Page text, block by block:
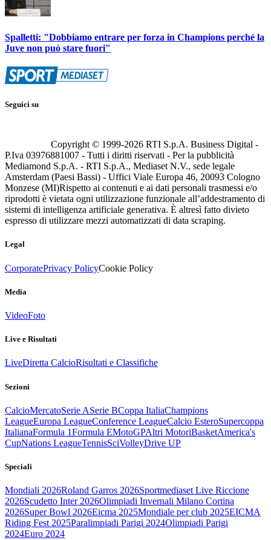
Spalletti: "Dobbiamo entrare per forza in Champions perché la
Juve non può stare fuori"
Seguici su
Copyright © 1999-2026 RTI S.p.A. Business Digital -
P.Iva 03976881007 - Tutti i diritti riservati - Per la pubblicità
Mediamond S.p.A. - RTI S.p.A., Mediaset N.V., sede legale
Amsterdam (Paesi Bassi) - Uffici Viale Europa 46, 20093 Cologno
Monzese (MI)Rispetto ai contenuti e ai dati personali trasmessi e/o
riprodotti è vietata ogni utilizzazione funzionale all’addestramento di
sistemi di intelligenza artificiale generativa. È altresì fatto divieto
espresso di utilizzare mezzi automatizzati di data scraping.
Legal
CorporatePrivacy PolicyCookie Policy
Media
VideoFoto
Live e Risultati
LiveDiretta CalcioRisultati e Classifiche
Sezioni
CalcioMercatoSerie ASerie BCoppa ItaliaChampions
LeagueEuropa LeagueConference LeagueCalcio EsteroSupercoppa
ItalianaFormula 1Formula EMotoGPAltri MotoriBasketAmerica's
CupNations LeagueTennisSciVolleyDrive UP
Speciali
Mondiali 2026Roland Garros 2026Sportmediaset Live Riccione
2026Scudetto Inter 2026Olimpiadi Invernali Milano Cortina
2026Super Bowl 2026Eicma 2025Mondiale per club 2025EICMA
Riding Fest 2025Paralimpiadi Parigi 2024Olimpiadi Parigi
2024Euro 2024